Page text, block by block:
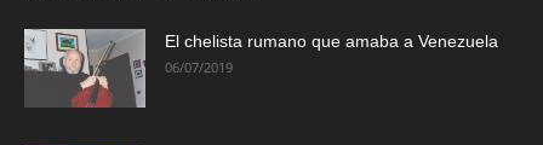
El chelista rumano que amaba a Venezuela
06/07/2019